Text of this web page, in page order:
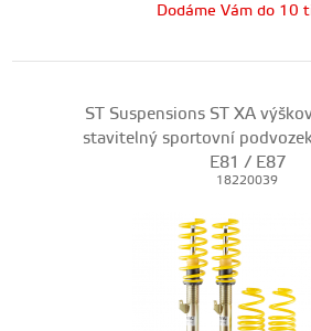
Dodáme Vám do 10
ST Suspensions ST XA
stavitelný sportovní
E81 / E87
18220039